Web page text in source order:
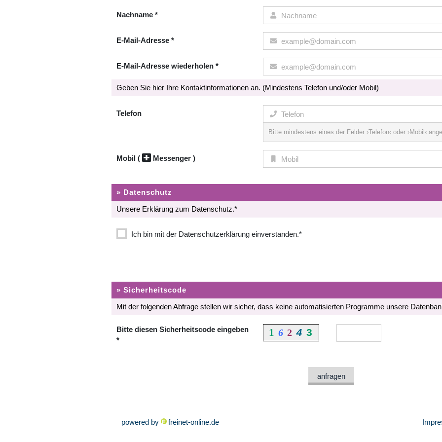
Nachname *
E-Mail-Adresse *
E-Mail-Adresse wiederholen *
Geben Sie hier Ihre Kontaktinformationen an. (Mindestens Telefon und/oder Mobil)
Telefon
Bitte mindestens eines der Felder ›Telefon‹ oder ›Mobil‹
Mobil ( Messenger )
» Datenschutz
Unsere Erklärung zum Datenschutz.*
Ich bin mit der Datenschutzerklärung einverstanden.*
» Sicherheitscode
Mit der folgenden Abfrage stellen wir sicher, dass keine automatisierten Programme unsere
Bitte diesen Sicherheitscode eingeben
*
1 6 2 4 3
anfragen
powered by freinet-online.de